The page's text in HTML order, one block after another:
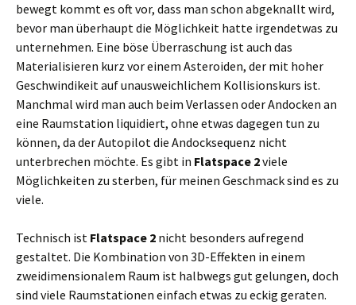
bewegt kommt es oft vor, dass man schon abgeknallt wird,
bevor man überhaupt die Möglichkeit hatte irgendetwas zu
unternehmen. Eine böse Überraschung ist auch das
Materialisieren kurz vor einem Asteroiden, der mit hoher
Geschwindikeit auf unausweichlichem Kollisionskurs ist.
Manchmal wird man auch beim Verlassen oder Andocken an
eine Raumstation liquidiert, ohne etwas dagegen tun zu
können, da der Autopilot die Andocksequenz nicht
unterbrechen möchte. Es gibt in Flatspace 2viele
Möglichkeiten zu sterben, für meinen Geschmack sind es zu
viele.
Technisch ist Flatspace 2 nicht besonders aufregend
gestaltet. Die Kombination von 3D-Effekten in einem
zweidimensionalem Raum ist halbwegs gut gelungen, doch
sind viele Raumstationen einfach etwas zu eckig geraten.